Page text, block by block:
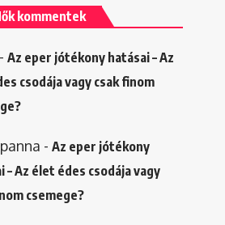
kommentek
- Az eper jótékony hatásai – Az
csodája vagy csak finom
- Az eper jótékony
– Az élet édes csodája vagy
csemege?